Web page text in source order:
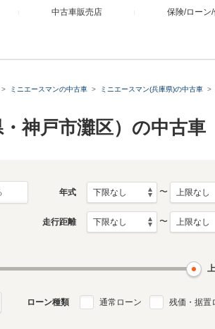
中古車販売店 保険/ローン
ミニエースマンの中古車 ミニエースマン(兵庫県)の中古車
神戸市灘区）の中古車
年式 〜
走行距離 〜
ローン種類 通常ローン 残価・据置